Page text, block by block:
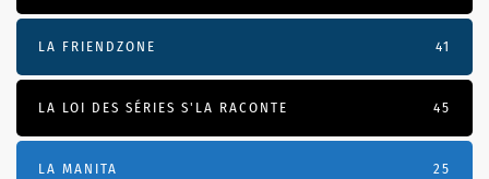
LA FRIENDZONE 41
LA LOI DES SÉRIES S'LA RACONTE 45
LA MANITA 25